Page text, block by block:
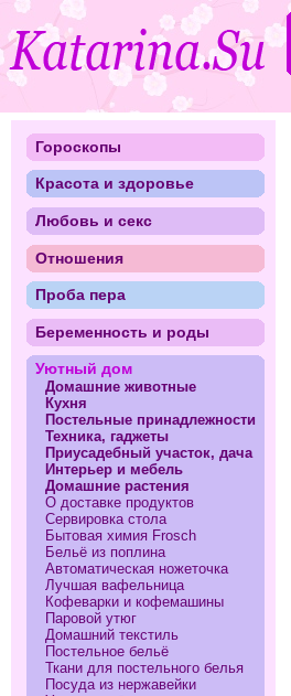
Гороскопы
Красота и здоровье
Любовь и секс
Отношения
Проба пера
Беременность и роды
Уютный дом
Домашние животные
Кухня
Постельные принадлежности
Техника, гаджеты
Приусадебный участок, дача
Интерьер и мебель
Домашние растения
О доставке продуктов
Сервировка стола
Бытовая химия Frosch
Бельё из поплина
Автоматическая ножеточка
Лучшая вафельница
Кофеварки и кофемашины
Паровой утюг
Домашний текстиль
Постельное бельё
Ткани для постельного белья
Посуда из нержавейки